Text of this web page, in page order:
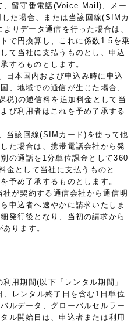
、留守番電話(Voice Mail)、メー
た場合、または当該回線(SIMカ
りデータ通信を行った場合は、
で円換算し、これに係数1.5を乗
て当社に支払うものとし、申込
するものとします。
日本国内および申込み時に申込
、地域での通信が生じた場合、
税)の通信料を追加料金として当
び利用者はこれを予め了承する
当該回線(SIMカード)を使って他
た場合は、携帯電話会社から発
の通話を1分単位課金として360
金として当社に支払うものと
予め了承するものとします。
が契約する通信会社から通信明
申込者へ速やかに請求いたしま
発行後となり、当初の請求から
ります。
用期間(以下「レンタル期間」
レンタル終了日を含む1日単位
ルデータ、グローバルセルラー
ル開始日は、申込者または利用